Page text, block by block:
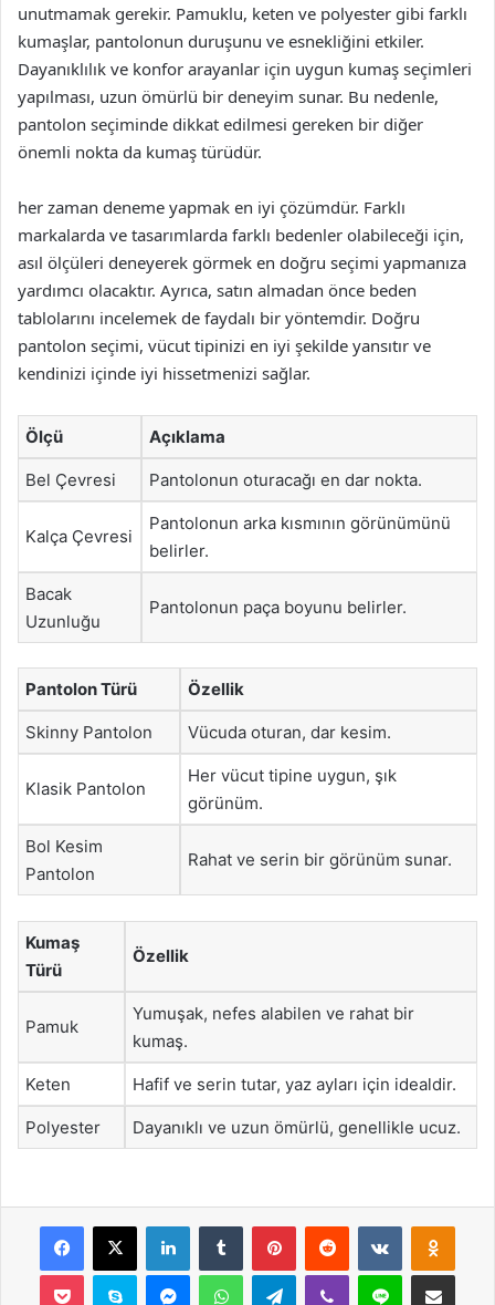
unutmamak gerekir. Pamuklu, keten ve polyester gibi farklı
kumaşlar, pantolonun duruşunu ve esnekliğini etkiler.
Dayanıklılık ve konfor arayanlar için uygun kumaş seçimleri
yapılması, uzun ömürlü bir deneyim sunar. Bu nedenle,
pantolon seçiminde dikkat edilmesi gereken bir diğer
önemli nokta da kumaş türüdür.
her zaman deneme yapmak en iyi çözümdür. Farklı
markalarda ve tasarımlarda farklı bedenler olabileceği için,
asıl ölçüleri deneyerek görmek en doğru seçimi yapmanıza
yardımcı olacaktır. Ayrıca, satın almadan önce beden
tablolarını incelemek de faydalı bir yöntemdir. Doğru
pantolon seçimi, vücut tipinizi en iyi şekilde yansıtır ve
kendinizi içinde iyi hissetmenizi sağlar.
Ölçü Açıklama
Bel Çevresi Pantolonun oturacağı en dar nokta.
Kalça Çevresi
Pantolonun arka kısmının görünümünü
belirler.
Bacak
Uzunluğu
Pantolonun paça boyunu belirler.
Pantolon Türü Özellik
Skinny Pantolon Vücuda oturan, dar kesim.
Klasik Pantolon
Her vücut tipine uygun, şık
görünüm.
Bol Kesim
Pantolon
Rahat ve serin bir görünüm sunar.
Kumaş
Türü
Özellik
Pamuk
Yumuşak, nefes alabilen ve rahat bir
kumaş.
Keten Hafif ve serin tutar, yaz ayları için idealdir.
Polyester Dayanıklı ve uzun ömürlü, genellikle ucuz.
Facebook
X LinkedInTumblr PinterestReddit VKontakte
Pocket Skype MessengerWhatsAppTelegramViber Line E-Posta ile